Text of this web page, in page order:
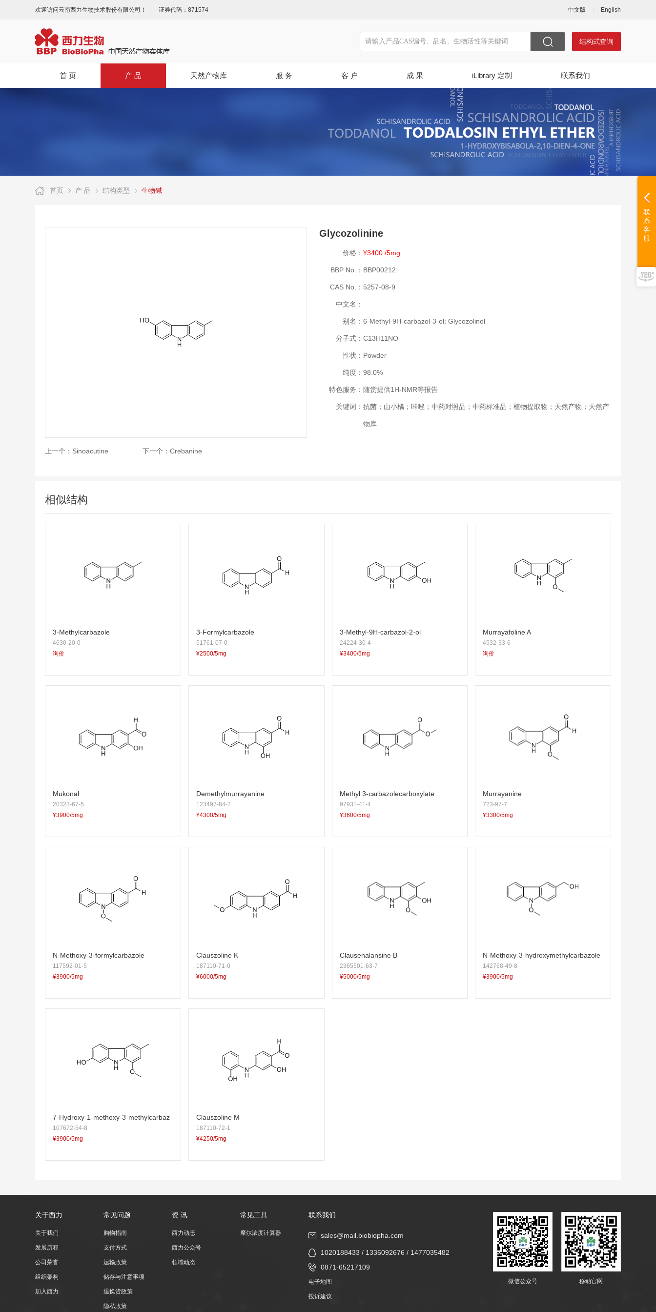
欢迎访问云南西力生物技术股份有限公司！ 证券代码：871574 中文版 English
结构式查询
首 页 产 品 天然产物库 服 务 客 户 成 果 iLibrary 定制 联系我们
首页 产 品 结构类型 生物碱
Glycozolinine
价格： ¥3400 /5mg
BBP No.： BBP00212
CAS No.： 5257-08-9
中文名：
别名： 6-Methyl-9H-carbazol-3-ol; Glycozolinol
分子式： C13H11NO
性状： Powder
纯度： 98.0%
特色服务： 随货提供1H-NMR等报告
关键词： 抗菌；山小橘；咔唑；中药对照品；中药标准品；植物提取物；天然产物；天然产
物库
上一个： Sinoacutine 下一个： Crebanine
相似结构
3-Methylcarbazole
4630-20-0
询价
3-Formylcarbazole
51761-07-0
¥2500/5mg
3-Methyl-9H-carbazol-2-ol
24224-30-4
¥3400/5mg
Murrayafoline A
4532-33-6
询价
Mukonal
20323-67-5
¥3900/5mg
Demethylmurrayanine
123497-84-7
¥4300/5mg
Methyl 3-carbazolecarboxylate
97931-41-4
¥3600/5mg
Murrayanine
723-97-7
¥3300/5mg
N-Methoxy-3-formylcarbazole
117592-01-5
¥3900/5mg
Clauszoline K
187110-71-0
¥6000/5mg
Clausenalansine B
2365501-63-7
¥5000/5mg
N-Methoxy-3-hydroxymethylcarbazole
142768-49-8
¥3900/5mg
7-Hydroxy-1-methoxy-3-methylcarbaz
ole
107672-54-8
¥3900/5mg
Clauszoline M
187110-72-1
¥4250/5mg
关于西力
关于我们
发展历程
公司荣誉
组织架构
加入西力
常见问题
购物指南
支付方式
运输政策
储存与注意事项
退换货政策
隐私政策
资 讯
西力动态
西力公众号
领域动态
常见工具
摩尔浓度计算器
联系我们
sales@mail.biobiopha.com
1020188433 / 1336092676 / 1477035482
0871-65217109
电子地图
投诉建议
微信公众号 移动官网
联
系
客
服